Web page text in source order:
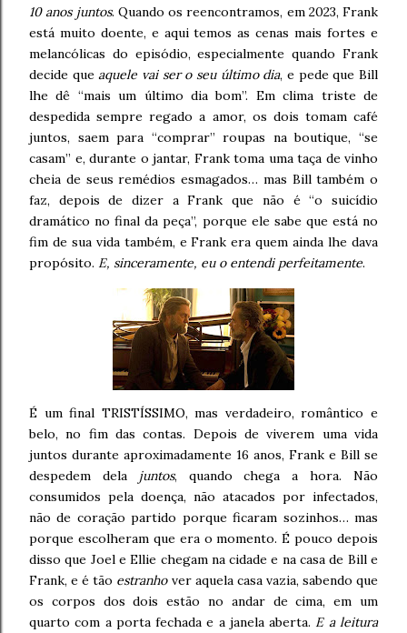
10 anos juntos. Quando os reencontramos, em 2023, Frank
está muito doente, e aqui temos as cenas mais fortes e
melancólicas do episódio, especialmente quando Frank
decide queaquele vai ser o seu último dia, e pede que Bill
lhe dê “mais um último dia bom”. Em clima triste de
despedida sempre regado a amor, os dois tomam café
juntos, saem para “comprar” roupas na boutique, “se
casam” e, durante o jantar, Frank toma uma taça de vinho
cheia de seus remédios esmagados… mas Bill também o
faz, depois de dizer a Frank que não é “o suicídio
dramático no final da peça”, porque ele sabe que está no
fim de sua vida também, e Frank era quem ainda lhe dava
propósito. E, sinceramente, eu o entendi perfeitamente.
É um final TRISTÍSSIMO, mas verdadeiro, romântico e
belo, no fim das contas. Depois de viverem uma vida
juntos durante aproximadamente 16 anos, Frank e Bill se
despedem dela juntos, quando chega a hora. Não
consumidos pela doença, não atacados por infectados,
não de coração partido porque ficaram sozinhos… mas
porque escolheram que era o momento. É pouco depois
disso que Joel e Ellie chegam na cidade e na casa de Bill e
Frank, e é tão estranhover aquela casa vazia, sabendo que
os corpos dos dois estão no andar de cima, em um
quarto com a porta fechada e a janela aberta. E a leitura